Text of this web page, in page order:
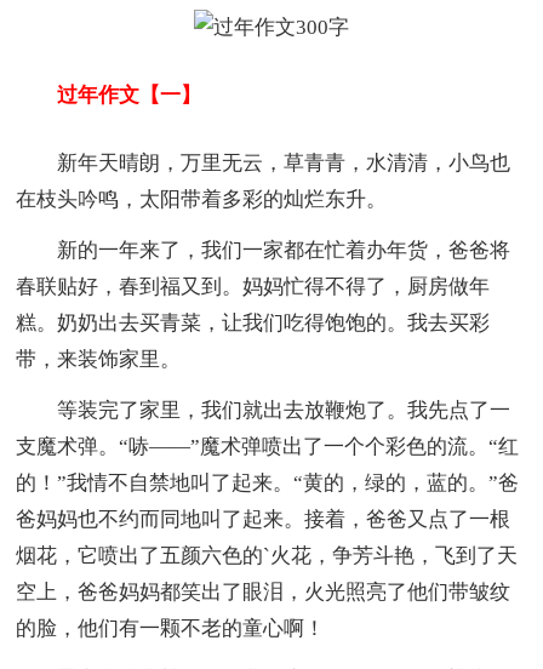
过年作文【一】
新年天晴朗，万里无云，草青青，水清清，小鸟也
在枝头吟鸣，太阳带着多彩的灿烂东升。
新的一年来了，我们一家都在忙着办年货，爸爸将
春联贴好，春到福又到。妈妈忙得不得了，厨房做年
糕。奶奶出去买青菜，让我们吃得饱饱的。我去买彩
带，来装饰家里。
等装完了家里，我们就出去放鞭炮了。我先点了一
支魔术弹。“哧——”魔术弹喷出了一个个彩色的流。“红
的！”我情不自禁地叫了起来。“黄的，绿的，蓝的。”爸
爸妈妈也不约而同地叫了起来。接着，爸爸又点了一根
烟花，它喷出了五颜六色的`火花，争芳斗艳，飞到了天
空上，爸爸妈妈都笑出了眼泪，火光照亮了他们带皱纹
的脸，他们有一颗不老的童心啊！